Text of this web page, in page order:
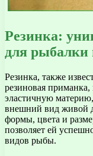
Резинка:
для рыбалки
Резинка, также
резиновая
эластичную
внешний вид живой
формы, цвета и
позволяет ей
видов рыбы.